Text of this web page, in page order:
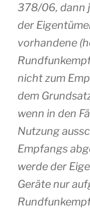
378/06, dann
der
vorhandene
nicht zum
dem
wenn in den
Nutzung
Empfangs
werde der
Geräte nur